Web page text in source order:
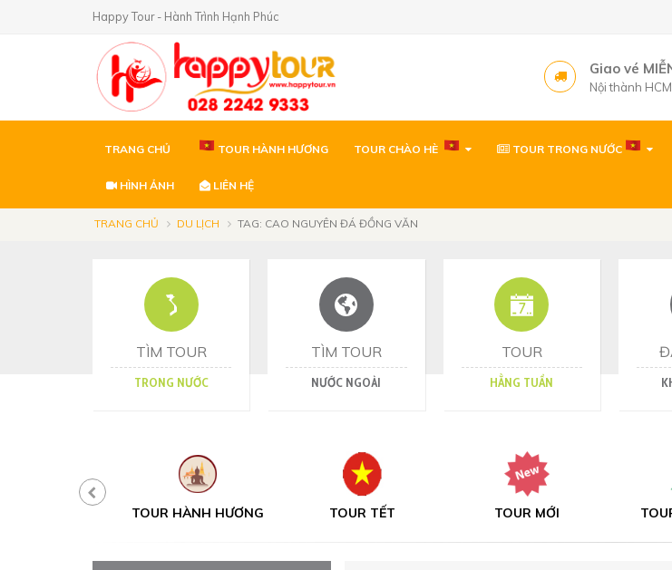
Happy Tour - Hành Trình Hạnh Phúc
Giao vé
Nội thành HCM
TRANG CHỦ TOUR HÀNH HƯƠNG TOUR CHÀO HÈ TOUR TRONG NƯỚC
HÌNH ẢNH LIÊN HỆ
TRANG CHỦ DU LỊCH TAG: CAO NGUYÊN ĐÁ ĐỒNG VĂN
TÌM TOUR
TRONG NƯỚC
TÌM TOUR
NƯỚC NGOÀI
TOUR
HẰNG TUẦN
TOUR HÀNH HƯƠNG TOUR TẾT TOUR MỚI